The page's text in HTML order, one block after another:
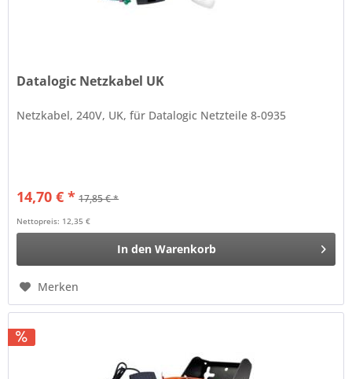
Datalogic Netzkabel UK
Netzkabel, 240V, UK, für Datalogic Netzteile 8-0935
14,70 € * 17,85 € *
Nettopreis: 12,35 €
In den Warenkorb
Merken